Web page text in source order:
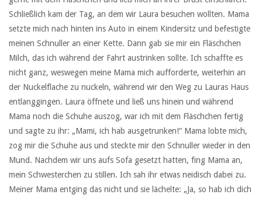
Schließlich kam der Tag, an dem wir Laura besuchen wollten. Mama
setzte mich nach hinten ins Auto in einem Kindersitz und befestigte
meinen Schnuller an einer Kette. Dann gab sie mir ein Fläschchen
Milch, das ich während der Fahrt austrinken sollte. Ich schaffte es
nicht ganz, weswegen meine Mama mich aufforderte, weiterhin an
der Nuckelflache zu nuckeln, während wir den Weg zu Lauras Haus
entlanggingen. Laura öffnete und ließ uns hinein und während
Mama noch die Schuhe auszog, war ich mit dem Fläschchen fertig
und sagte zu ihr: „Mami, ich hab ausgetrunken!“ Mama lobte mich,
zog mir die Schuhe aus und steckte mir den Schnuller wieder in den
Mund. Nachdem wir uns aufs Sofa gesetzt hatten, fing Mama an,
mein Schwesterchen zu stillen. Ich sah ihr etwas neidisch dabei zu.
Meiner Mama entging das nicht und sie lächelte: „Ja, so hab ich dich